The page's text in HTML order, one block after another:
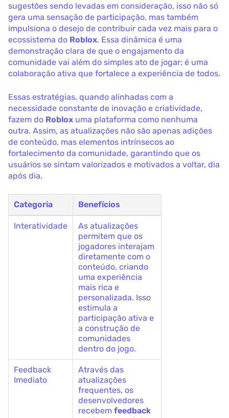
sugestões sendo levadas em consideração, isso não só
gera uma sensação de participação, mas também
impulsiona o desejo de contribuir cada vez mais para o
ecossistema do Roblox. Essa dinâmica é uma
demonstração clara de que o engajamento da
comunidade vai além do simples ato de jogar; é uma
colaboração ativa que fortalece a experiência de todos.
Essas estratégias, quando alinhadas com a
necessidade constante de inovação e criatividade,
fazem do Roblox uma plataforma como nenhuma
outra. Assim, as atualizações não são apenas adições
de conteúdo, mas elementos intrínsecos ao
fortalecimento da comunidade, garantindo que os
usuários se sintam valorizados e motivados a voltar, dia
após dia.
Categoria Benefícios
Interatividade
As atualizações
permitem que os
jogadores interajam
diretamente com o
conteúdo, criando
uma experiência
mais rica e
personalizada. Isso
estimula a
participação ativa e
a construção de
comunidades
dentro do jogo.
Feedback
Imediato
Através das
atualizações
frequentes, os
desenvolvedores
recebem feedback